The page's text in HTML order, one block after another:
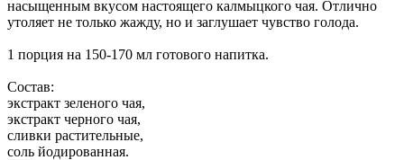
насыщенным вкусом настоящего калмыцкого чая. Отлично
утоляет не только жажду, но и заглушает чувство голода.
1 порция на 150-170 мл готового напитка.
Состав:
экстракт зеленого чая,
экстракт черного чая,
сливки растительные,
соль йодированная.